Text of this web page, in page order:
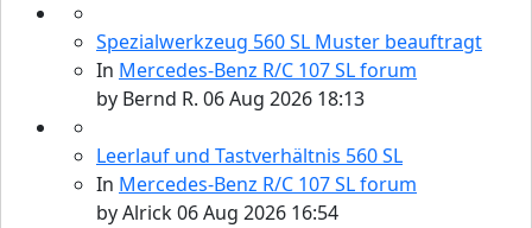
Spezialwerkzeug 560 SL Muster beauftragt
In Mercedes-Benz R/C 107 SL forum
by Bernd R. 06 Aug 2026 18:13
Leerlauf und Tastverhältnis 560 SL
In Mercedes-Benz R/C 107 SL forum
byAlrick06 Aug 2026 16:54